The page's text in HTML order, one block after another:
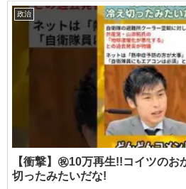
政治
【衝撃】㊗️10万再生!!コイツのお
切ったみたいだな!